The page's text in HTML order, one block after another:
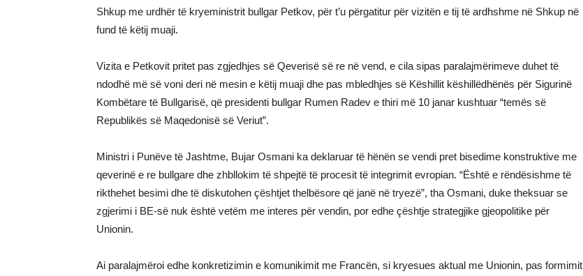
Shkup me urdhër të kryeministrit bullgar Petkov, për t’u përgatitur për vizitën e tij të ardhshme në Shkup në
fund të këtij muaji.
Vizita e Petkovit pritet pas zgjedhjes së Qeverisë së re në vend, e cila sipas paralajmërimeve duhet të
ndodhë më së voni deri në mesin e këtij muaji dhe pas mbledhjes së Këshillit këshillëdhënës për Sigurinë
Kombëtare të Bullgarisë, që presidenti bullgar Rumen Radev e thiri më 10 janar kushtuar “temës së
Republikës së Maqedonisë së Veriut”.
Ministri i Punëve të Jashtme, Bujar Osmani ka deklaruar të hënën se vendi pret bisedime konstruktive me
qeverinë e re bullgare dhe zhbllokim të shpejtë të procesit të integrimit evropian. “Është e rëndësishme të
rikthehet besimi dhe të diskutohen çështjet thelbësore që janë në tryezë”, tha Osmani, duke theksuar se
zgjerimi i BE-së nuk është vetëm me interes për vendin, por edhe çështje strategjike gjeopolitike për
Unionin.
Ai paralajmëroi edhe konkretizimin e komunikimit me Francën, si kryesues aktual me Unionin, pas formimit